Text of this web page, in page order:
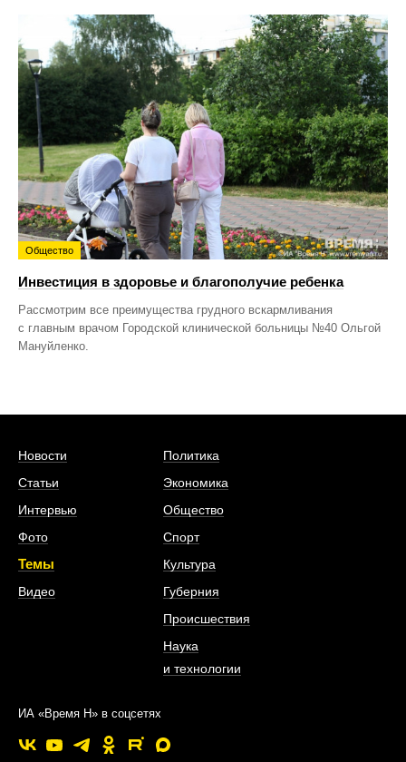
Общество
Инвестиция в здоровье и благополучие ребенка
Рассмотрим все преимущества грудного вскармливания
с главным врачом Городской клинической больницы №40 Ольгой
Мануйленко.
Новости
Статьи
Интервью
Фото
Темы
Видео
Политика
Экономика
Общество
Спорт
Культура
Губерния
Происшествия
Наука
и технологии
ИА «Время Н» в соцсетях